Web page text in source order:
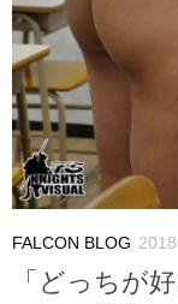
FALCON BLOG
「どっちが